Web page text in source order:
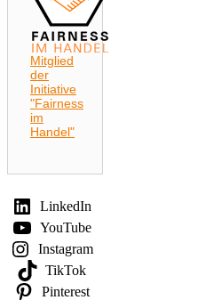
Mitglied
der
Initiative
"Fairness
im
Handel"
LinkedIn
YouTube
Instagram
TikTok
Pinterest